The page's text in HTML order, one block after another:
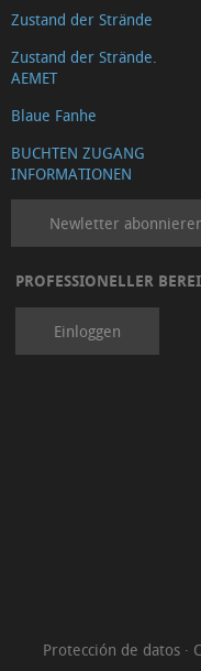
Zustand der Strände
Zustand der Strände.
AEMET
Blaue Fanhe
BUCHTEN ZUGANG
INFORMATIONEN
Newletter
PROFESSIONELLER
Einloggen
Protección de datos ·